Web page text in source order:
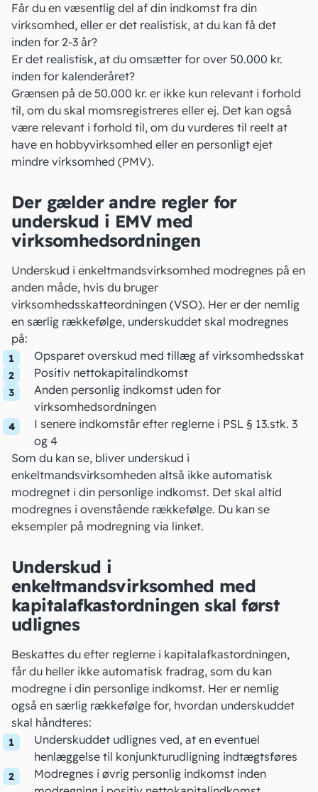
Får du en væsentlig del af din indkomst fra din
virksomhed, eller er det realistisk, at du kan få det
inden for 2-3 år?
Er det realistisk, at du omsætter for over 50.000 kr.
inden for kalenderåret?
Grænsen på de 50.000 kr. er ikke kun relevant i forhold
til, om du skal momsregistreres eller ej. Det kan også
være relevant i forhold til, om du vurderes til reelt at
have en hobbyvirksomhed eller en personligt ejet
mindre virksomhed (PMV).
Der gælder andre regler for
underskud i EMV med
virksomhedsordningen
Underskud i enkeltmandsvirksomhed modregnes på en
anden måde, hvis du bruger
virksomhedsskatteordningen (VSO). Her er der nemlig
en særlig rækkefølge, underskuddet skal modregnes
på:
Opsparet overskud med tillæg af virksomhedsskat
Positiv nettokapitalindkomst
Anden personlig indkomst uden for
virksomhedsordningen
I senere indkomstår efter reglerne i PSL § 13.stk. 3
og 4
Som du kan se, bliver underskud i
enkeltmandsvirksomheden altså ikke automatisk
modregnet i din personlige indkomst. Det skal altid
modregnes i ovenstående rækkefølge. Du kan se
eksempler på modregning via linket.
Underskud i
enkeltmandsvirksomhed med
kapitalafkastordningen skal først
udlignes
Beskattes du efter reglerne i kapitalafkastordningen,
får du heller ikke automatisk fradrag, som du kan
modregne i din personlige indkomst. Her er nemlig
også en særlig rækkefølge for, hvordan underskuddet
skal håndteres:
Underskuddet udlignes ved, at en eventuel
henlæggelse til konjunkturudligning indtægtsføres
Modregnes i øvrig personlig indkomst inden